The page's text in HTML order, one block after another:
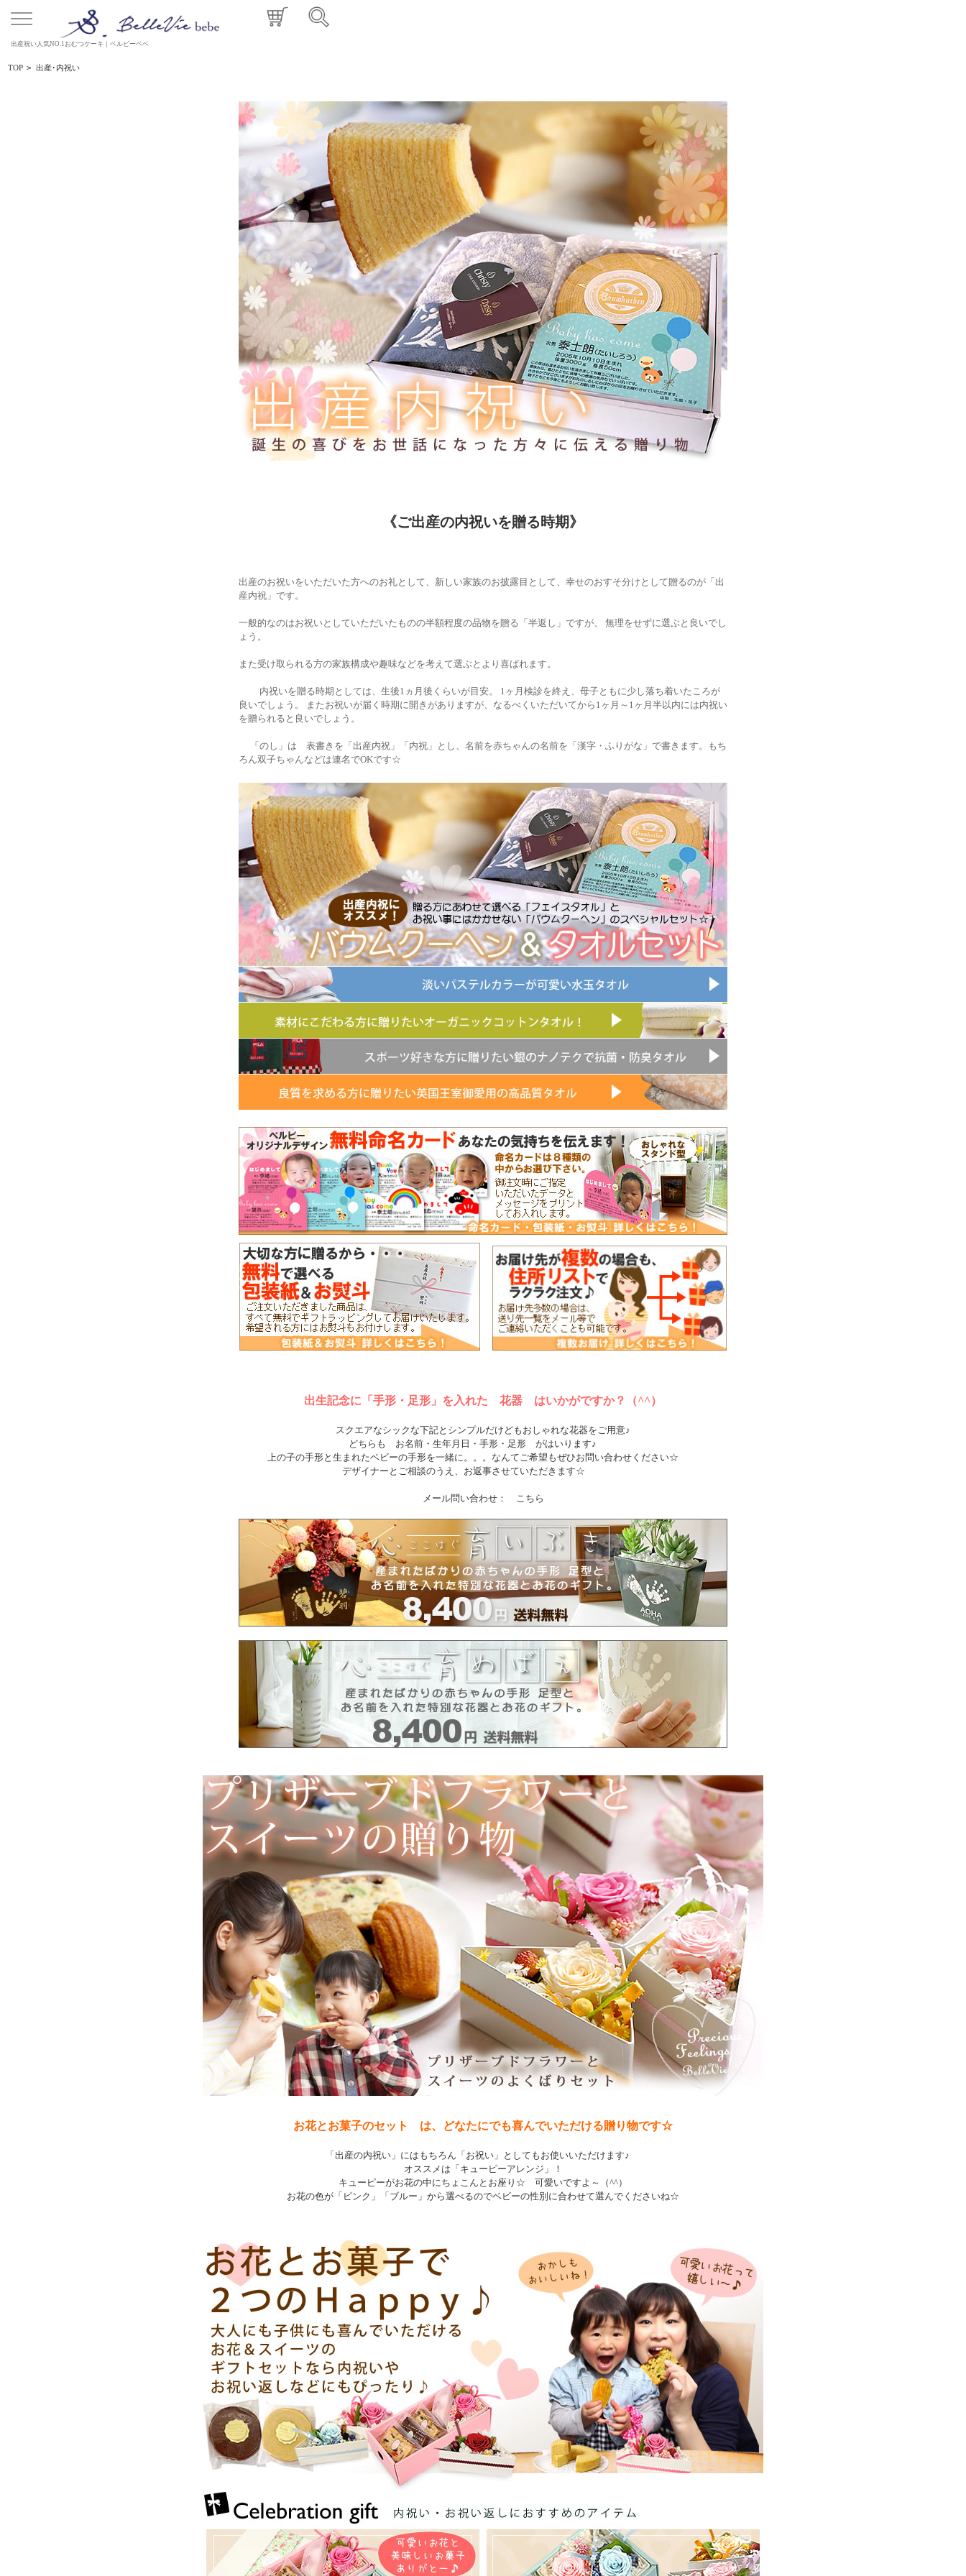
出産祝い人気NO.1おむつケーキ｜ベルビーベベ
TOP > 出産･内祝い
《ご出産の内祝いを贈る時期》
出産のお祝いをいただいた方へのお礼として、新しい家族のお披露目として、幸せのおすそ分けとして贈るのが「出
産内祝」です。
一般的なのはお祝いとしていただいたものの半額程度の品物を贈る「半返し」ですが、 無理をせずに選ぶと良いでし
ょう。
また受け取られる方の家族構成や趣味などを考えて選ぶとより喜ばれます。
内祝いを贈る時期としては、生後1ヵ月後くらいが目安。 1ヶ月検診を終え、母子ともに少し落ち着いたころが
良いでしょう。 またお祝いが届く時期に開きがありますが、なるべくいただいてから1ヶ月～1ヶ月半以内には内祝い
を贈られると良いでしょう。
「のし」は 表書きを「出産内祝」「内祝」とし、名前を赤ちゃんの名前を「漢字・ふりがな」で書きます。もち
ろん双子ちゃんなどは連名でOKです☆
出生記念に「手形・足形」を入れた 花器 はいかがですか？（^^）
スクエアなシックな下記とシンプルだけどもおしゃれな花器をご用意♪
どちらも お名前・生年月日・手形・足形 がはいります♪
上の子の手形と生まれたベビーの手形を一緒に。。。なんてご希望もぜひお問い合わせください☆
デザイナーとご相談のうえ、お返事させていただきます☆
メール問い合わせ： こちら
お花とお菓子のセット は、どなたにでも喜んでいただける贈り物です☆
「出産の内祝い」にはもちろん「お祝い」としてもお使いいただけます♪
オススメは「キューピーアレンジ」！
キューピーがお花の中にちょこんとお座り☆ 可愛いですよ～（^^）
お花の色が「ピンク」「ブルー」から選べるのでベビーの性別に合わせて選んでくださいね☆